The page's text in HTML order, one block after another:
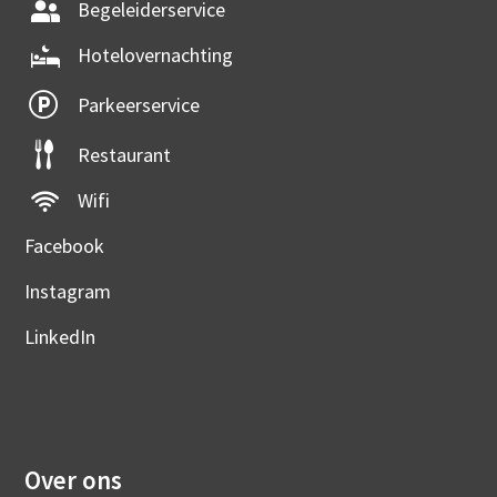
Over ons
Begeleiderservice
Hotelovernachting
Parkeerservice
Restaurant
Wifi
Facebook
Instagram
LinkedIn